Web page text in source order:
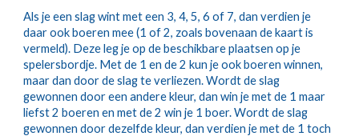
Als je een slag wint met een 3, 4, 5, 6 of 7, dan verdien je
daar ook boeren mee (1 of 2, zoals bovenaan de kaart is
vermeld). Deze leg je op de beschikbare plaatsen op je
spelersbordje. Met de 1 en de 2 kun je ook boeren winnen,
maar dan door de slag te verliezen. Wordt de slag
gewonnen door een andere kleur, dan win je met de 1 maar
liefst 2 boeren en met de 2 win je 1 boer. Wordt de slag
gewonnen door dezelfde kleur, dan verdien je met de 1 toch